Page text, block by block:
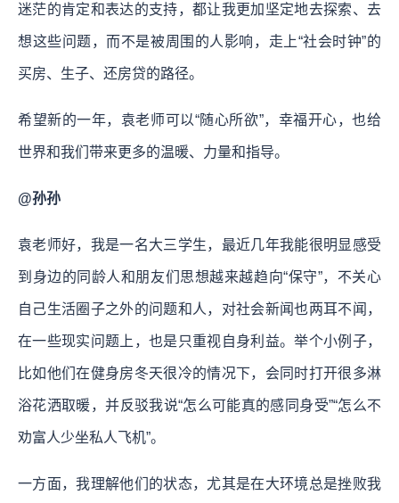
迷茫的肯定和表达的支持，都让我更加坚定地去探索、去
想这些问题，而不是被周围的人影响，走上“社会时钟”的
买房、生子、还房贷的路径。
希望新的一年，袁老师可以“随心所欲”，幸福开心，也给
世界和我们带来更多的温暖、力量和指导。
@孙孙
袁老师好，我是一名大三学生，最近几年我能很明显感受
到身边的同龄人和朋友们思想越来越趋向“保守”，不关心
自己生活圈子之外的问题和人，对社会新闻也两耳不闻，
在一些现实问题上，也是只重视自身利益。举个小例子，
比如他们在健身房冬天很冷的情况下，会同时打开很多淋
浴花洒取暖，并反驳我说“怎么可能真的感同身受”“怎么不
劝富人少坐私人飞机”。
一方面，我理解他们的状态，尤其是在大环境总是挫败我